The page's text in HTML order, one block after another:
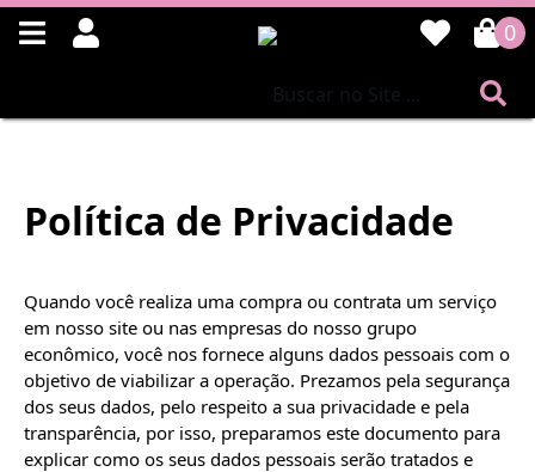
0
Política de Privacidade
Quando você realiza uma compra ou contrata um serviço
em nosso site ou nas empresas do nosso grupo
econômico, você nos fornece alguns dados pessoais com o
objetivo de viabilizar a operação. Prezamos pela segurança
dos seus dados, pelo respeito a sua privacidade e pela
transparência, por isso, preparamos este documento para
explicar como os seus dados pessoais serão tratados e